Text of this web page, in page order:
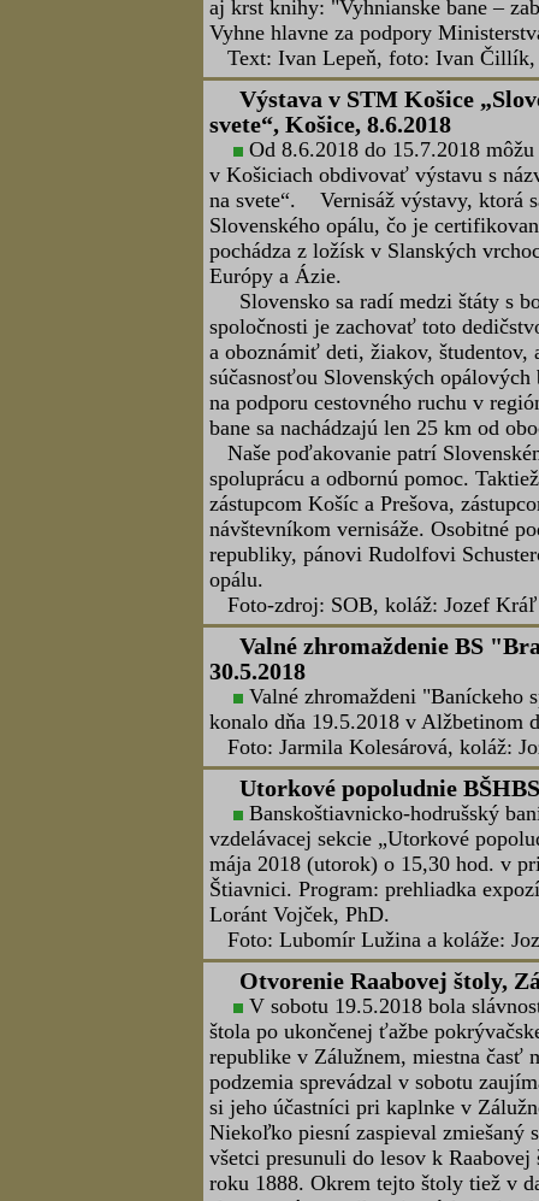
21. Náckov štiavnický
Banskoštiavnicko-hodrušský
Náckov štiavnický pochod so 7
Foto: Lubomír Lužina, text a
Banská akadémia po prvý
Dňa 16.6.2018 sa
prvý krát akciu s názvom „Banská
kádre, čiže na najmenších
nerozhodoval, to čo bolo prvoradé
banskom diele „Roschenstollen“ na
slnečného dňa splniť viacero úloh.
stanovisku netlačili a všetko išlo
vekových skupín, čo však nikomu
a šetrne k životnému prostrediu.
Text a fotografie: Lucia Šurinová.
TU.
Vyhniansky Trnád 2018,
Dňa 9.6.2018 Občianske
tradičnú banícku slávnosť pred
akcii sa zúčastnili zástupcovia
a Banskoštiavnicko-hodrušského
aj krst knihy: "Vyhnianske bane –
Vyhne hlavne za podpory
Text: Ivan Lepeň, foto: Ivan
Výstava v STM Košice
svete“, Košice, 8.6.2018
Od 8.6.2018 do 15.7.2018
v Košiciach obdivovať výstavu s
na svete“. Vernisáž výstavy, ktorá
Slovenského opálu, čo je
pochádza z ložísk v Slanských
Európy a Ázie.
Slovensko sa radí medzi štáty s
spoločnosti je zachovať toto
a oboznámiť deti, žiakov,
súčasnosťou Slovenských
na podporu cestovného ruchu v
bane sa nachádzajú len 25 km od
Naše poďakovanie patrí
spoluprácu a odbornú pomoc.
zástupcom Košíc a Prešova,
návštevníkom vernisáže. Osobitné
republiky, pánovi Rudolfovi
opálu.
Foto-zdroj: SOB, koláž: Jozef